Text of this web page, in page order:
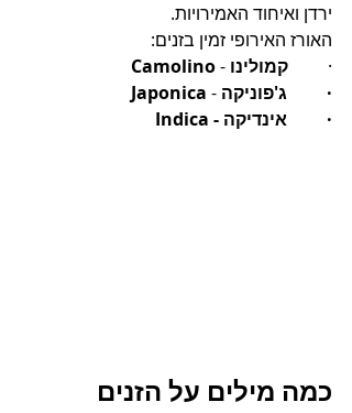
ירדן ואיחוד האמירויות.
האורז האירופי זמין בזנים:
· קמולינו -
Camolino
·         ג'פוניקה -
Japonica
·         אינדיקה - Indica
כמה מילים על הזנים